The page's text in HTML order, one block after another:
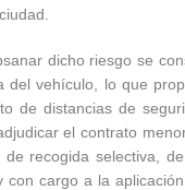
dicho riesgo se
del vehículo, lo que
de distancias de
el contrato
de recogida selectiva,
con cargo a la